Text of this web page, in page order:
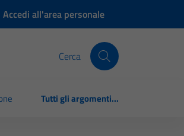
Accedi all'area personale
Cerca
Tutti gli argomenti...